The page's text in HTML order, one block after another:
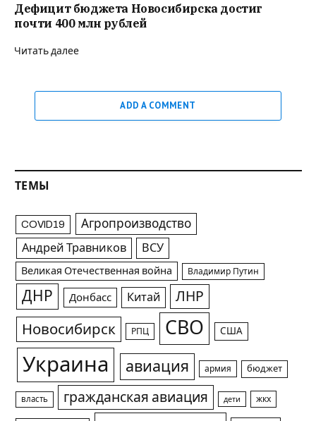
Дефицит бюджета Новосибирска достиг
почти 400 млн рублей
Читать далее
ADD A COMMENT
ТЕМЫ
COVID19 Агропроизводство
Андрей Травников ВСУ
Великая Отечественная война Владимир Путин
ДНР Донбасс Китай ЛНР
Новосибирск РПЦ СВО США
Украина авиация армия бюджет
власть гражданская авиация дети жкх